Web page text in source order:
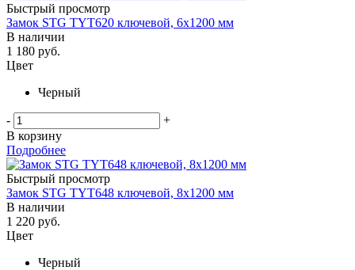
Быстрый просмотр
Замок STG TYT620 ключевой, 6х1200 мм
В наличии
1 180 руб.
Цвет
Черный
-
+
В корзину
Подробнее
Быстрый просмотр
Замок STG TYT648 ключевой, 8х1200 мм
В наличии
1 220 руб.
Цвет
Черный